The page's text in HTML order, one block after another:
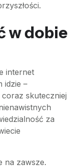
w dobie
internet
idzie –
skuteczniej
za
na zawsze.